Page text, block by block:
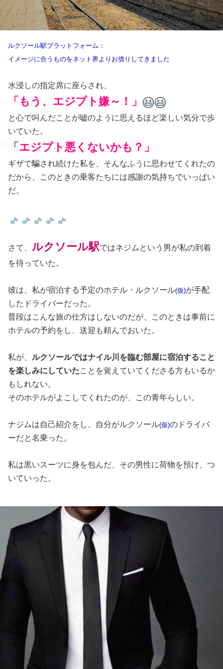
ルクソール駅プラットフォーム：
イメージに合うものをネット界よりお借りしてきました
水浸しの指定席に座らされ、
「もう、エジプト嫌～！」
と心で叫んだことが嘘のように思えるほど楽しい気分で歩
いていた。
「エジプト悪くないかも？」
ギザで騙され続けた私を、そんなふうに思わせてくれたの
だから、このときの乗客たちには感謝の気持ちでいっぱい
だ。
さて、 ルクソール駅ではネジムという男が私の到着
を待っていた。
彼は、私が宿泊する予定のホテル・ルクソール(仮)が手配
したドライバーだった。
普段はこんな旅の仕方はしないのだが、このときは事前に
ホテルの予約をし、送迎も頼んでおいた。
私が、 ルクソールではナイル川を臨む部屋に宿泊すること
を楽しみにしていたことを覚えていてくださる方もいるか
もしれない。
そのホテルがよこしてくれたのが、この青年らしい。
ナジムは自己紹介をし、自分がルクソール(仮)のドライバ
ーだと名乗った。
私は黒いスーツに身を包んだ、その男性に荷物を預け、つ
いていった。